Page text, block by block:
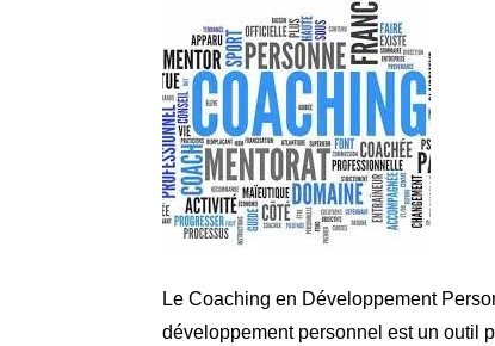
Le Coaching en Développement
développement personnel est un outil